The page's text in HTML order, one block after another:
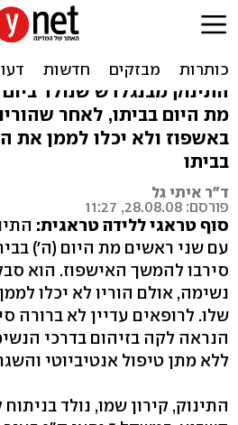
מת התינוק שנולד
התינוק מבנגלדש שנולד
מת היום בביתו, לאחר
באשפוז ולא יכלו לממן את
בביתו
ד"ר איתי גל
פורסם: 28.08.08, 11:27
סוף טראגי ללידה טראגית:
עם שני ראשים מת היום (ה')
סירבו להמשך האישפוז. הוא
נשימה, אולם הוריו לא יכלו
שלו. לרופאים עדיין לא ברורה
הנראה לקה בזיהום בדרכי
ללא מתן טיפול אנטיביוטי
התינוק, קירון שמו, נולד